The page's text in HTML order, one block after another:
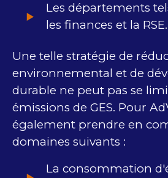
Les départements
les finances et la RSE.
Une telle stratégie de
environnemental et de
durable ne peut pas se
émissions de GES. Pour
également prendre en
domaines suivants :
La consommation